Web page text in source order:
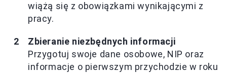
wiążą się z obowiązkami wynikającymi z
pracy.
Zbieranie niezbędnych informacji
Przygotuj swoje dane osobowe, NIP oraz
informacje o pierwszym przychodzie w roku